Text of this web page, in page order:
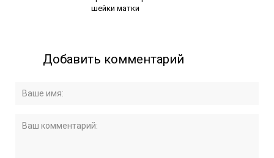
шейки матки
Добавить комментарий